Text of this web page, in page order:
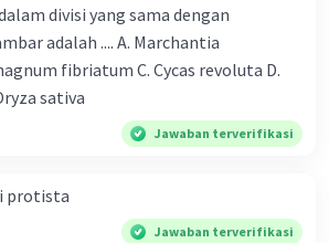
divisi yang sama dengan
adalah .... A. Marchantia
fibriatum C. Cycas revoluta D.
sativa
Jawaban terverifikasi
protista
Jawaban terverifikasi